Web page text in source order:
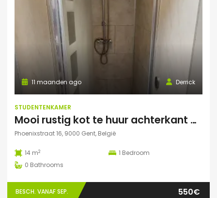
Derrick
11 maanden ago
STUDENTENKAMER
Mooi rustig kot te huur achterkant gebouw
Phoenixstraat 16, 9000 Gent, België
14 m2 1 Bedroom
0 Bathrooms
BESCH. VANAF SEP. 550€